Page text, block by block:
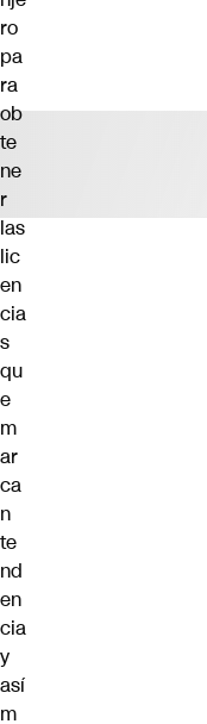
ro
pa
ra
ob
te
ne
r
las
lic
en
cia
s
qu
e
m
ar
ca
n
te
nd
en
cia
y
así
m